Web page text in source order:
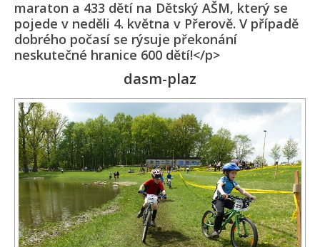
maraton a 433 dětí na Dětský AŠM, který se
pojede v neděli 4. května v Přerově. V případě
dobrého počasí se rýsuje překonání
neskutečné hranice 600 dětí!</p>
dasm-plaz